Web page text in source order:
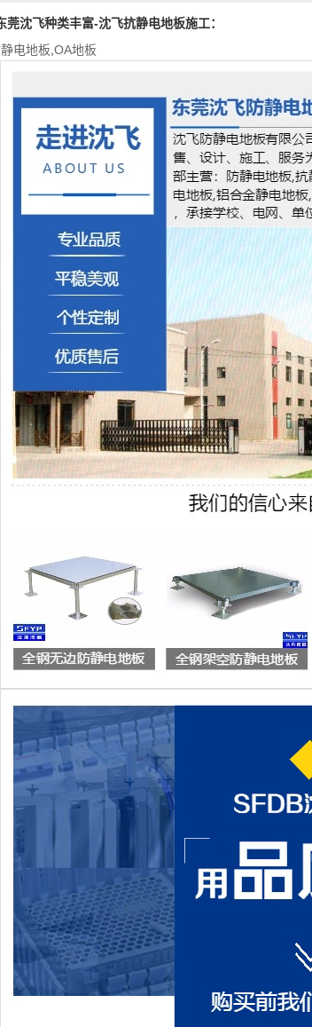
莞沈飞种类丰富-沈飞抗静电地板施工：
电地板 OA地板